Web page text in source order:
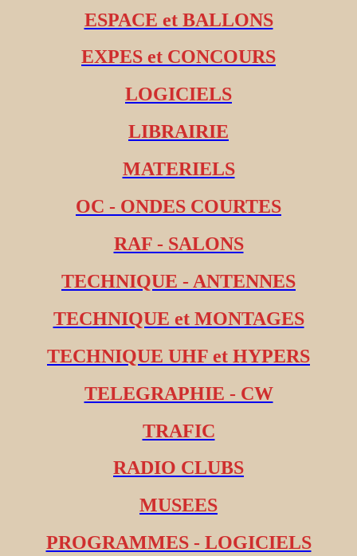
ESPACE et BALLONS
EXPES et CONCOURS
LOGICIELS
LIBRAIRIE
MATERIELS
OC - ONDES COURTES
RAF - SALONS
TECHNIQUE - ANTENNES
TECHNIQUE et MONTAGES
TECHNIQUE UHF et HYPERS
TELEGRAPHIE - CW
TRAFIC
RADIO CLUBS
MUSEES
PROGRAMMES - LOGICIELS